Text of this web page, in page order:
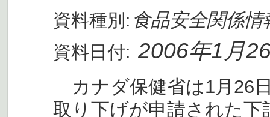
資料種別: 食品安全関係情
資料日付: 2006年1月
カナダ保健省は1月26
取り下げが申請された